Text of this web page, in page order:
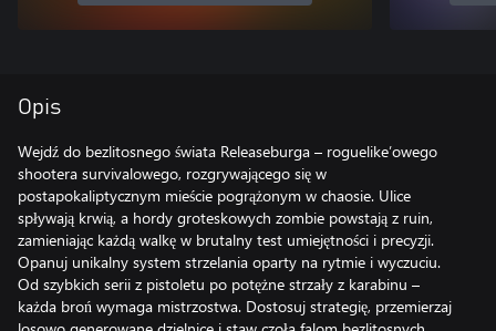
Opis
Wejdź do bezlitosnego świata Releaseburga – roguelike’owego
shootera survivalowego, rozgrywającego się w
postapokaliptycznym mieście pogrążonym w chaosie. Ulice
spływają krwią, a hordy groteskowych zombie powstają z ruin,
zamieniając każdą walkę w brutalny test umiejętności i precyzji.
Opanuj unikalny system strzelania oparty na rytmie i wyczuciu.
Od szybkich serii z pistoletu po potężne strzały z karabinu –
każda broń wymaga mistrzostwa. Dostosuj strategię, przemierzaj